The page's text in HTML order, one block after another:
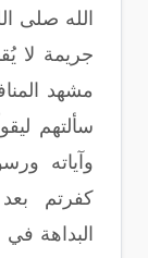
الله صلى
جريمة لا
مشهد
سألتهم
وآياته
البداهة